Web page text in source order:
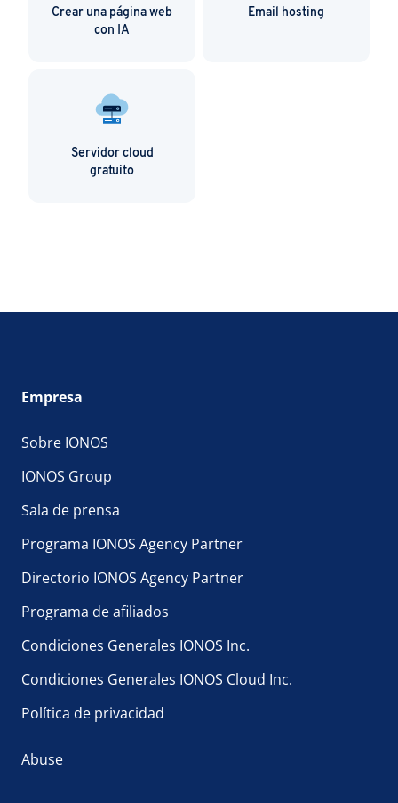
Crear una página web
con IA
Email hosting
Servidor cloud
gratuito
Empresa
Sobre IONOS
IONOS Group
Sala de prensa
Programa IONOS Agency Partner
Directorio IONOS Agency Partner
Programa de afiliados
Condiciones Generales IONOS Inc.
Condiciones Generales IONOS Cloud Inc.
Política de privacidad
Abuse